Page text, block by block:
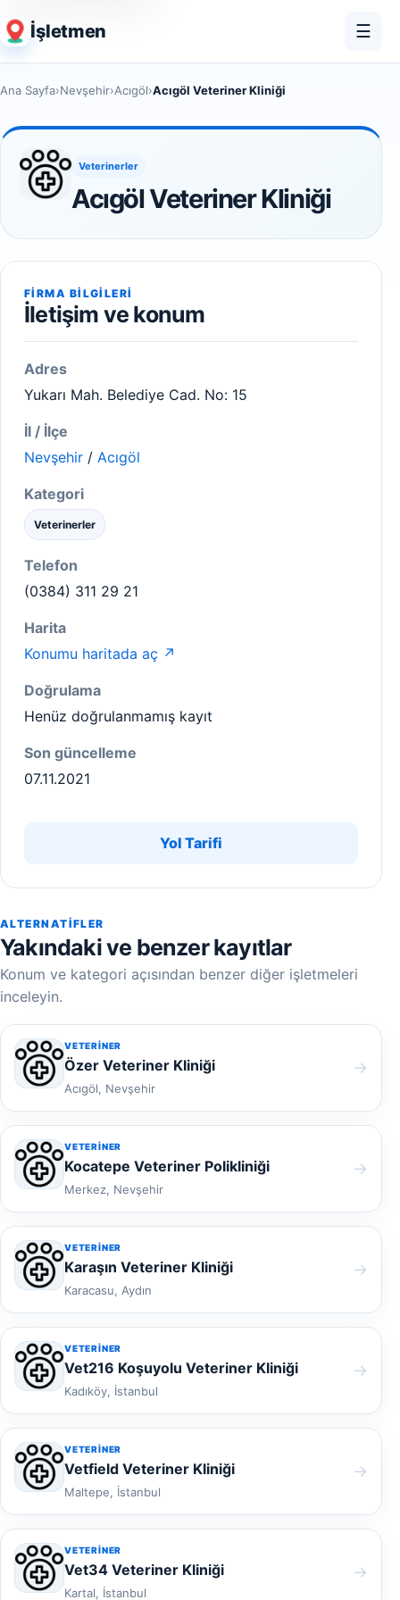
İşletmen ☰
Ana Sayfa›Nevşehir›Acıgöl›Acıgöl Veteriner Kliniği
Veterinerler
Acıgöl Veteriner Kliniği
FIRMA BILGILERI
İletişim ve konum
Adres
Yukarı Mah. Belediye Cad. No: 15
İl / İlçe
Nevşehir / Acıgöl
Kategori
Veterinerler
Telefon
(0384) 311 29 21
Harita
Konumu haritada aç ↗
Doğrulama
Henüz doğrulanmamış kayıt
Son güncelleme
07.11.2021
Yol Tarifi
ALTERNATIFLER
Yakındaki ve benzer kayıtlar
Konum ve kategori açısından benzer diğer işletmeleri
inceleyin.
VETERINER
Özer Veteriner Kliniği
Acıgöl, Nevşehir
→
VETERINER
Kocatepe Veteriner Polikliniği
Merkez, Nevşehir
→
VETERINER
Karaşın Veteriner Kliniği
Karacasu, Aydın
→
VETERINER
Vet216 Koşuyolu Veteriner Kliniği
Kadıköy, İstanbul
→
VETERINER
Vetfield Veteriner Kliniği
Maltepe, İstanbul
→
VETERINER
Vet34 Veteriner Kliniği
Kartal, İstanbul
→